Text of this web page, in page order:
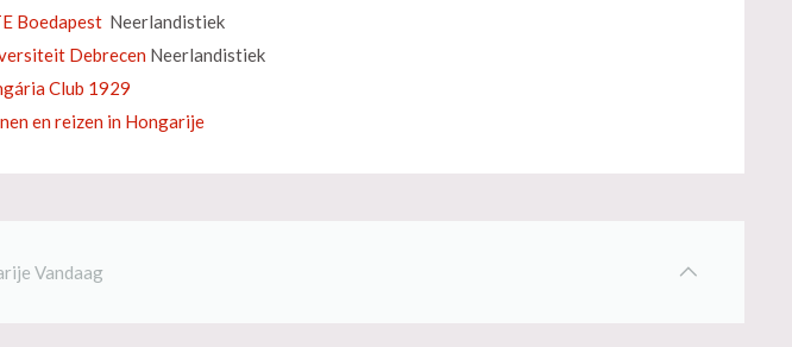
Boedapest Neerlandistiek
Debrecen Neerlandistiek
Club 1929
en reizen in Hongarije
Vandaag